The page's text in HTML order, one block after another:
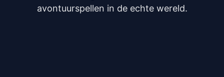
avontuurspellen in de echte wereld.